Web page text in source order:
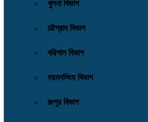
খুলনা বিভাগ
চট্টগ্রাম বিভাগ
বরিশাল বিভাগ
ময়মনসিংহ বিভাগ
রংপুর বিভাগ